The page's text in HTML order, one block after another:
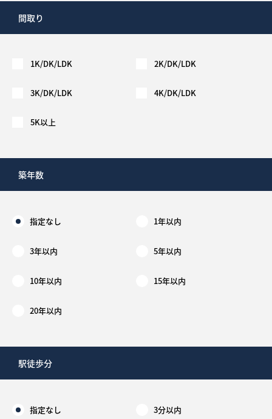
間取り
1K/DK/LDK 2K/DK/LDK
3K/DK/LDK 4K/DK/LDK
5K以上
築年数
指定なし 1年以内
3年以内 5年以内
10年以内 15年以内
20年以内
駅徒歩分
指定なし 3分以内